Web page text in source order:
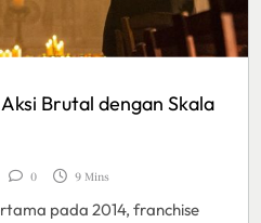
Brutal dengan Skala
0 9 Mins
pada 2014, franchise